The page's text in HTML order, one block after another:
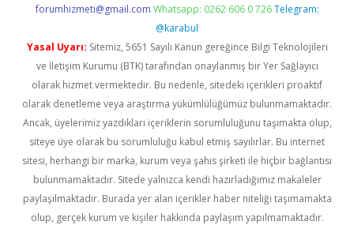
forumhizmeti@gmail.com Whatsapp: 0262 606 0 726 Telegram:
@karabul
Yasal Uyarı: Sitemiz, 5651 Sayılı Kanun gereğince Bilgi Teknolojileri
ve İletişim Kurumu (BTK) tarafından onaylanmış bir Yer Sağlayıcı
olarak hizmet vermektedir. Bu nedenle, sitedeki içerikleri proaktif
olarak denetleme veya araştırma yükümlülüğümüz bulunmamaktadır.
Ancak, üyelerimiz yazdıkları içeriklerin sorumluluğunu taşımakta olup,
siteye üye olarak bu sorumluluğu kabul etmiş sayılırlar. Bu internet
sitesi, herhangi bir marka, kurum veya şahıs şirketi ile hiçbir bağlantısı
bulunmamaktadır. Sitede yalnızca kendi hazırladığımız makaleler
paylaşılmaktadır. Burada yer alan içerikler haber niteliği taşımamakta
olup, gerçek kurum ve kişiler hakkında paylaşım yapılmamaktadır.